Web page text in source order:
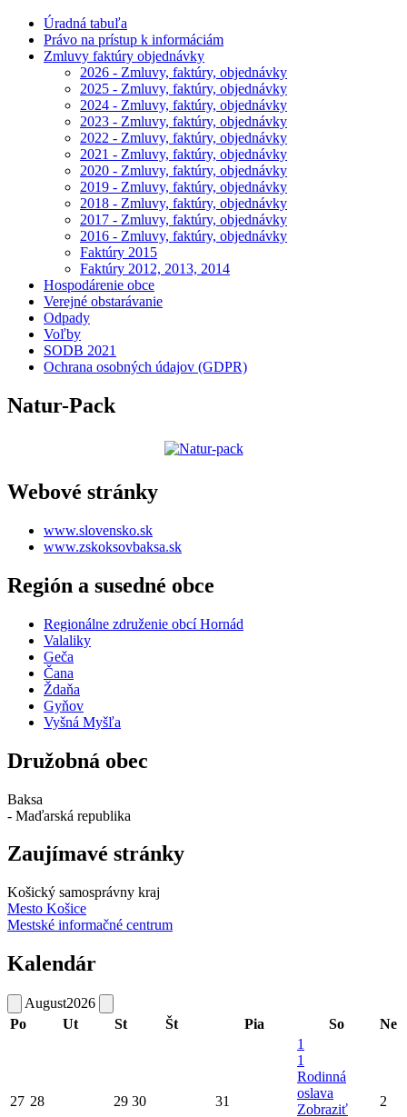
Úradná tabuľa
Právo na prístup k informáciám
Zmluvy faktúry objednávky
2026 - Zmluvy, faktúry, objednávky
2025 - Zmluvy, faktúry, objednávky
2024 - Zmluvy, faktúry, objednávky
2023 - Zmluvy, faktúry, objednávky
2022 - Zmluvy, faktúry, objednávky
2021 - Zmluvy, faktúry, objednávky
2020 - Zmluvy, faktúry, objednávky
2019 - Zmluvy, faktúry, objednávky
2018 - Zmluvy, faktúry, objednávky
2017 - Zmluvy, faktúry, objednávky
2016 - Zmluvy, faktúry, objednávky
Faktúry 2015
Faktúry 2012, 2013, 2014
Hospodárenie obce
Verejné obstarávanie
Odpady
Voľby
SODB 2021
Ochrana osobných údajov (GDPR)
Natur-Pack
Webové stránky
www.slovensko.sk
www.zskoksovbaksa.sk
Región a susedné obce
Regionálne združenie obcí Hornád
Valaliky
Geča
Čana
Ždaňa
Gyňov
Vyšná Myšľa
Družobná obec
Baksa
- Maďarská republika
Zaujímavé stránky
Košický samosprávny kraj
Mesto Košice
Mestské informačné centrum
Kalendár
August2026
Po
Ut St Št Pia So Ne
27 28 29 30 31
1
1
Rodinná
oslava
Zobraziť
2